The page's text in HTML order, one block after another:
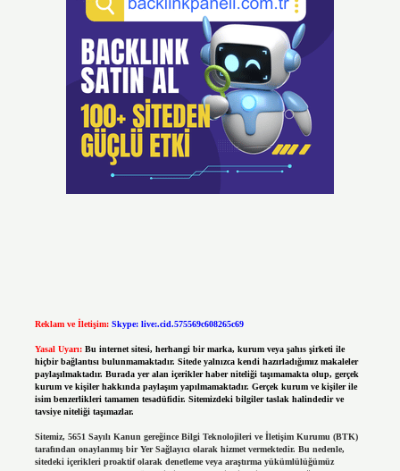
Reklam ve İletişim: Skype: live:.cid.575569c608265c69
Yasal Uyarı: Bu internet sitesi, herhangi bir marka, kurum veya şahıs şirketi ile
hiçbir bağlantısı bulunmamaktadır. Sitede yalnızca kendi hazırladığımız makaleler
paylaşılmaktadır. Burada yer alan içerikler haber niteliği taşımamakta olup, gerçek
kurum ve kişiler hakkında paylaşım yapılmamaktadır. Gerçek kurum ve kişiler ile
isim benzerlikleri tamamen tesadüfidir. Sitemizdeki bilgiler taslak halindedir ve
tavsiye niteliği taşımazlar.
Sitemiz, 5651 Sayılı Kanun gereğince Bilgi Teknolojileri ve İletişim Kurumu (BTK)
tarafından onaylanmış bir Yer Sağlayıcı olarak hizmet vermektedir. Bu nedenle,
sitedeki içerikleri proaktif olarak denetleme veya araştırma yükümlülüğümüz